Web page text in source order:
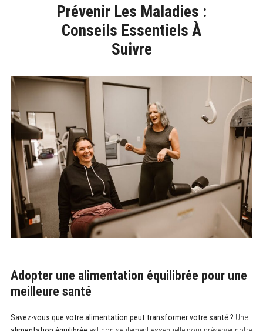
Prévenir Les Maladies :
Conseils Essentiels À
Suivre
Adopter une alimentation équilibrée pour une
meilleure santé
Savez-vous que votre alimentation peut transformer votre santé ? Une